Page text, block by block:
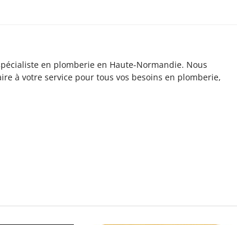
en plomberie en Haute-Normandie. Nous
à votre service pour tous vos besoins en plomberie,